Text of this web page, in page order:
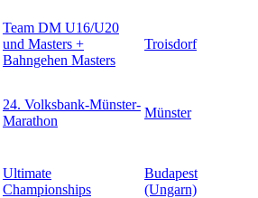
Team DM U16/U20
und Masters +
Bahngehen Masters
Troisdorf
24. Volksbank-Münster-
Marathon
Münster
Ultimate
Championships
Budapest
(Ungarn)